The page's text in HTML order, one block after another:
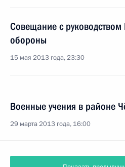
Совещание с руководством
обороны
15 мая 2013 года, 23:30
Военные учения в районе
29 марта 2013 года, 16:00